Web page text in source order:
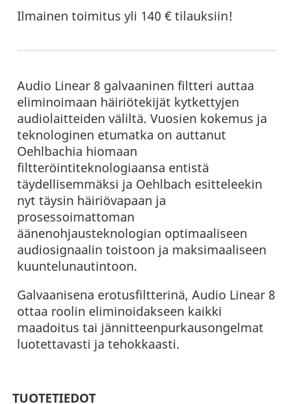
Ilmainen toimitus yli 140 € tilauksiin!
Audio Linear 8 galvaaninen filtteri auttaa
eliminoimaan häiriötekijät kytkettyjen
audiolaitteiden väliltä. Vuosien kokemus ja
teknologinen etumatka on auttanut
Oehlbachia hiomaan
filtteröintiteknologiaansa entistä
täydellisemmäksi ja Oehlbach esitteleekin
nyt täysin häiriövapaan ja
prosessoimattoman
äänenohjausteknologian optimaaliseen
audiosignaalin toistoon ja maksimaaliseen
kuuntelunautintoon.
Galvaanisena erotusfiltterinä, Audio Linear 8
ottaa roolin eliminoidakseen kaikki
maadoitus tai jännitteenpurkausongelmat
luotettavasti ja tehokkaasti.
TUOTETIEDOT